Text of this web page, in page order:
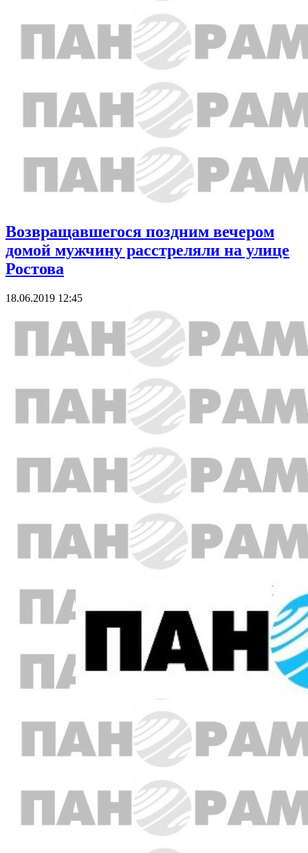
Возвращавшегося поздним вечером
домой мужчину расстреляли на улице
Ростова
18.06.2019 12:45